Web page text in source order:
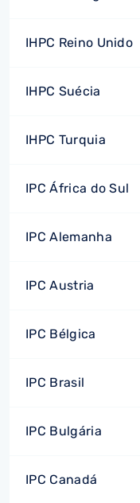
IHPC Reino Unido
IHPC Suécia
IHPC Turquia
IPC África do Sul
IPC Alemanha
IPC Austria
IPC Bélgica
IPC Brasil
IPC Bulgária
IPC Canadá